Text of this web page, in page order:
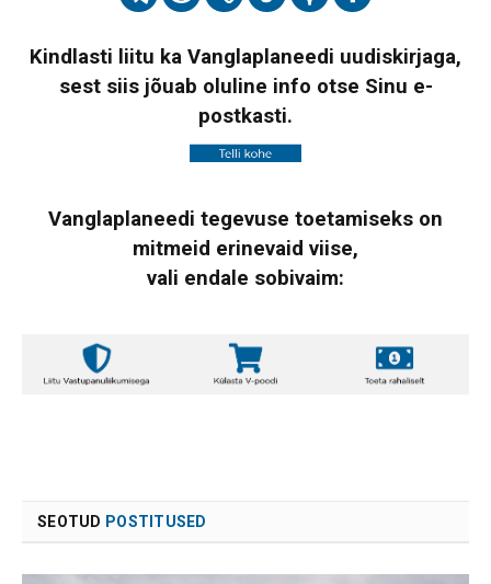
Kindlasti liitu ka Vanglaplaneedi uudiskirjaga,
sest siis jõuab oluline info otse Sinu e-
postkasti.
Vanglaplaneedi tegevuse toetamiseks on
mitmeid erinevaid viise,
vali endale sobivaim:
SEOTUD POSTITUSED